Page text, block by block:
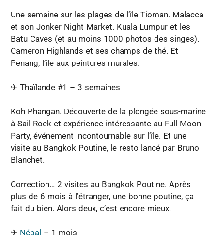
Une semaine sur les plages de l’île Tioman. Malacca
et son Jonker Night Market. Kuala Lumpur et les
Batu Caves (et au moins 1000 photos des singes).
Cameron Highlands et ses champs de thé. Et
Penang, l’île aux peintures murales.
✈︎ Thaïlande #1 – 3 semaines
Koh Phangan. Découverte de la plongée sous-marine
à Sail Rock et expérience intéressante au Full Moon
Party, événement incontournable sur l’île. Et une
visite au Bangkok Poutine, le resto lancé par Bruno
Blanchet.
Correction… 2 visites au Bangkok Poutine. Après
plus de 6 mois à l’étranger, une bonne poutine, ça
fait du bien. Alors deux, c’est encore mieux!
✈︎ Népal – 1 mois